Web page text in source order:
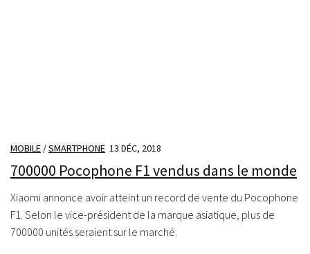
MOBILE /SMARTPHONE 13 DÉC, 2018
700000 Pocophone F1 vendus dans le monde
Xiaomi annonce avoir atteint un record de vente du Pocophone
F1. Selon le vice-président de la marque asiatique, plus de
700000 unités seraient sur le marché.